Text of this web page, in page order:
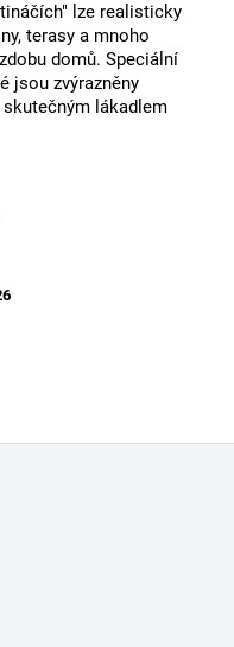
lze realisticky
terasy a mnoho
domů. Speciální
jsou zvýrazněny
lákadlem